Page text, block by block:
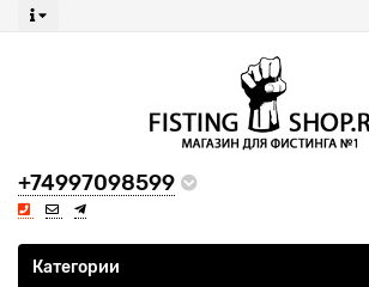
+74997098599
Все категории
Категории